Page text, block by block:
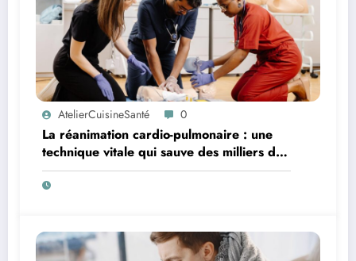
AtelierCuisineSanté 0
La réanimation cardio-pulmonaire : une
technique vitale qui sauve des milliers de
vies chaque année